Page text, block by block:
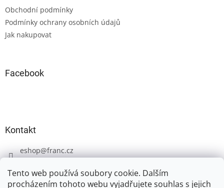
Tento web používá soubory cookie. Dalším
procházením tohoto webu vyjadřujete souhlas s jejich
Obchodní podmínky
Podmínky ochrany osobních údajů
Jak nakupovat
Facebook
Kontakt
eshop@franc.cz